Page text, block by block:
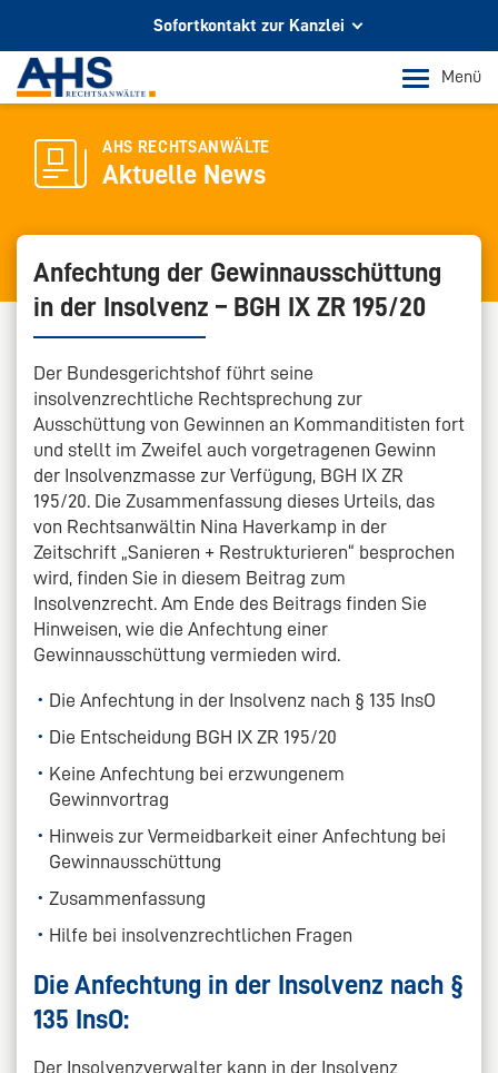
Sofortkontakt zur Kanzlei
Ihr Partner für Rechtsberatung
In Köln und Bonn
Telefon Köln
+49 221 973 096 0
E-Mail-Kontakt
Menü
AHS RECHTSANWÄLTE
Aktuelle News
Anfechtung der Gewinnausschüttung
in der Insolvenz – BGH IX ZR 195/20
Der Bundesgerichtshof führt seine
insolvenzrechtliche Rechtsprechung zur
Ausschüttung von Gewinnen an Kommanditisten fort
und stellt im Zweifel auch vorgetragenen Gewinn
der Insolvenzmasse zur Verfügung, BGH IX ZR
195/20. Die Zusammenfassung dieses Urteils, das
von Rechtsanwältin Nina Haverkamp in der
Zeitschrift „Sanieren + Restrukturieren“ besprochen
wird, finden Sie in diesem Beitrag zum
Insolvenzrecht. Am Ende des Beitrags finden Sie
Hinweisen, wie die Anfechtung einer
Gewinnausschüttung vermieden wird.
Die Anfechtung in der Insolvenz nach § 135 InsO
Die Entscheidung BGH IX ZR 195/20
Keine Anfechtung bei erzwungenem
Gewinnvortrag
Hinweis zur Vermeidbarkeit einer Anfechtung bei
Gewinnausschüttung
Zusammenfassung
Hilfe bei insolvenzrechtlichen Fragen
Die Anfechtung in der Insolvenz nach §
135 InsO:
Der Insolvenzverwalter kann in der Insolvenz